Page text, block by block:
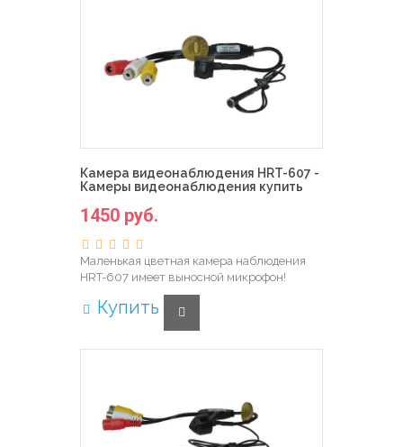
Камера видеонаблюдения HRT-607 -
Камеры видеонаблюдения купить
1450 руб.
Маленькая цветная камера наблюдения
HRT-607 имеет выносной микрофон!
Купить